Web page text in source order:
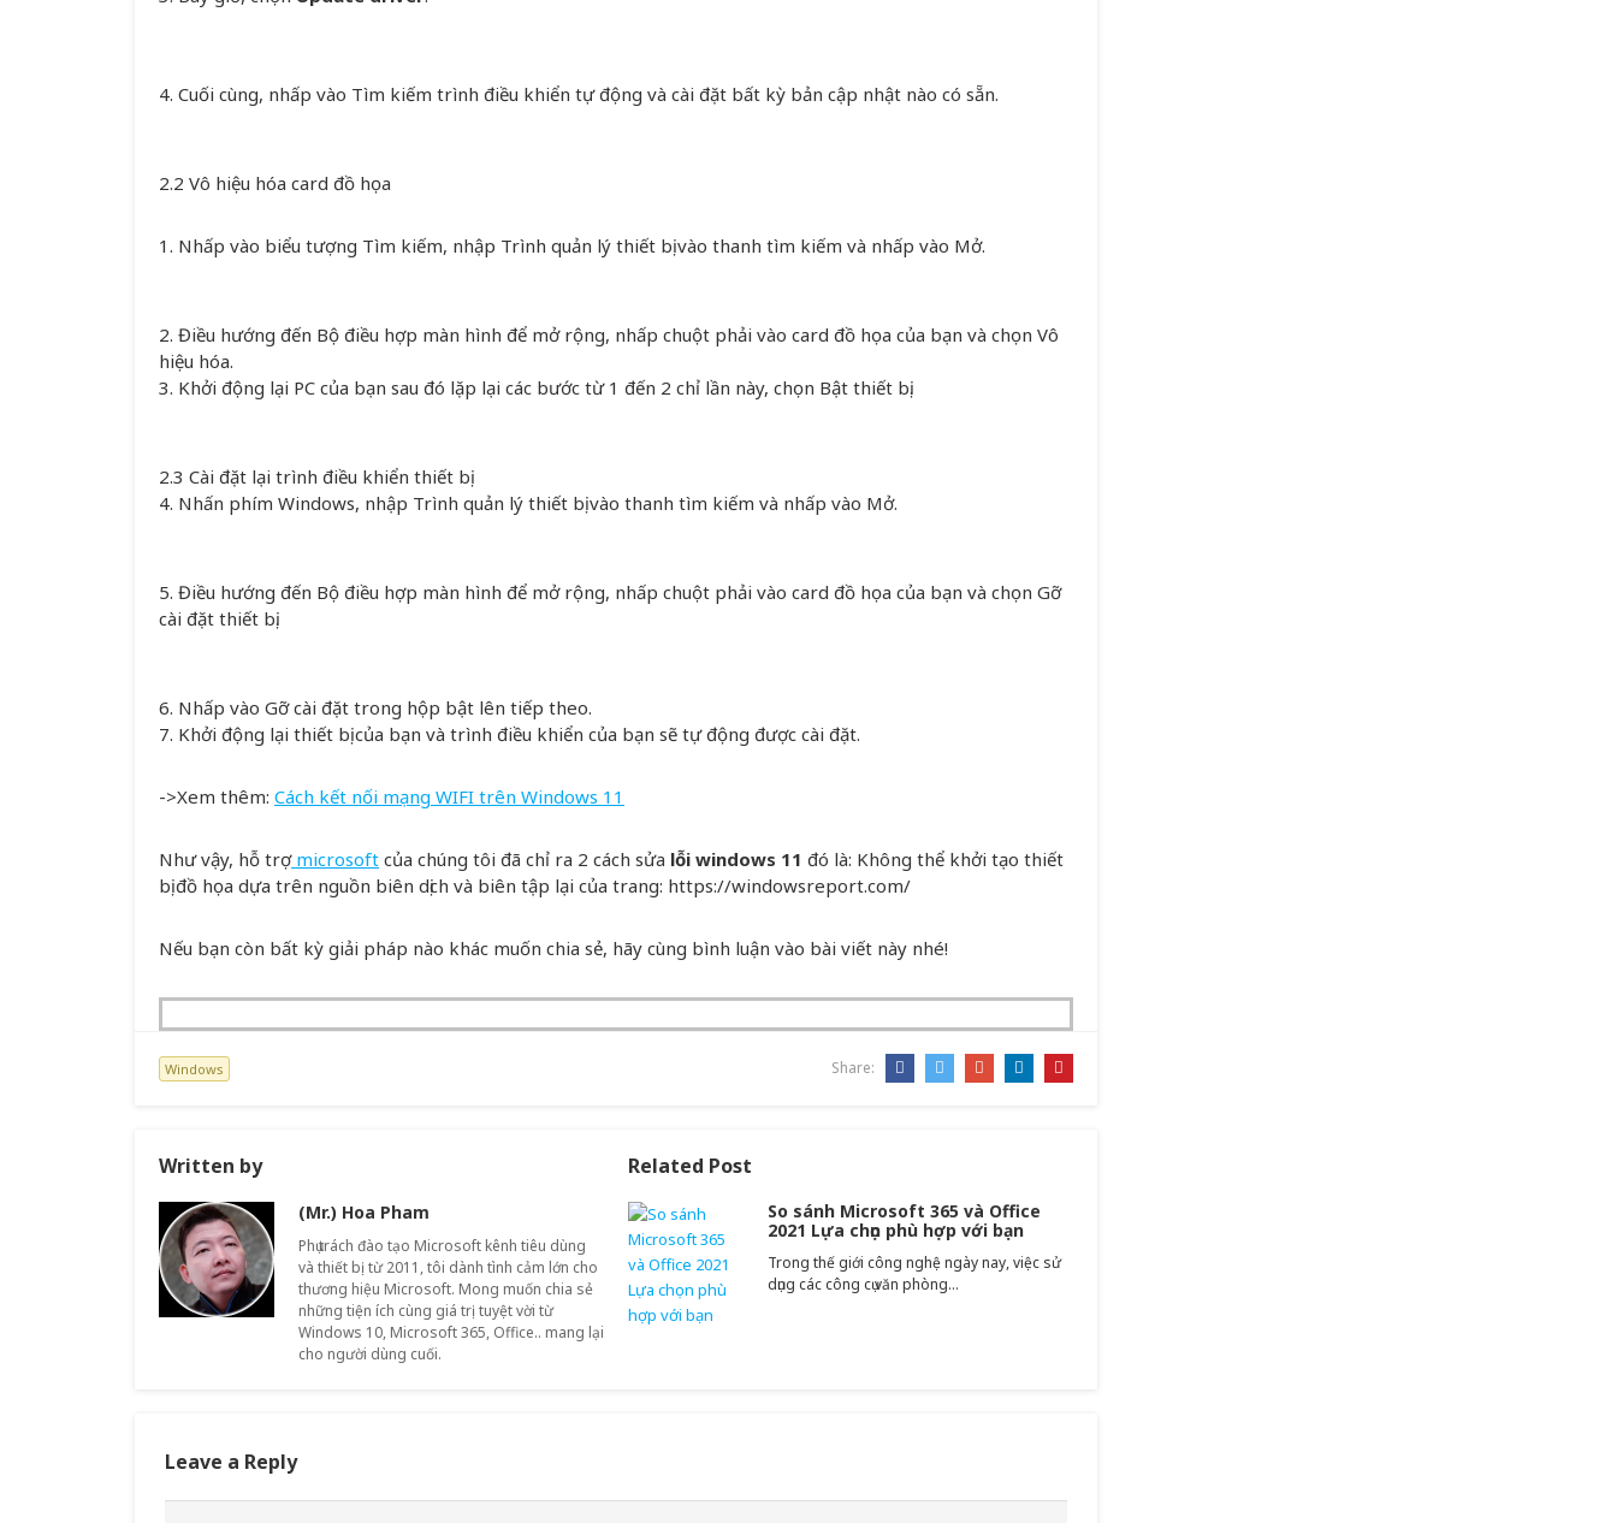
4. Cuối cùng, nhấp vào Tìm kiếm trình điều khiển tự động và cài đặt bất kỳ bản cập nhật nào có sẵn.
2.2 Vô hiệu hóa card đồ họa
1. Nhấp vào biểu tượng Tìm kiếm, nhập Trình quản lý thiết bị vào thanh tìm kiếm và nhấp vào Mở.
2. Điều hướng đến Bộ điều hợp màn hình để mở rộng, nhấp chuột phải vào card đồ họa của bạn và chọn Vô
hiệu hóa.
3. Khởi động lại PC của bạn sau đó lặp lại các bước từ 1 đến 2 chỉ lần này, chọn Bật thiết bị.
2.3 Cài đặt lại trình điều khiển thiết bị
4. Nhấn phím Windows, nhập Trình quản lý thiết bị vào thanh tìm kiếm và nhấp vào Mở.
5. Điều hướng đến Bộ điều hợp màn hình để mở rộng, nhấp chuột phải vào card đồ họa của bạn và chọn Gỡ
cài đặt thiết bị.
6. Nhấp vào Gỡ cài đặt trong hộp bật lên tiếp theo.
7. Khởi động lại thiết bị của bạn và trình điều khiển của bạn sẽ tự động được cài đặt.
->Xem thêm: Cách kết nối mạng WIFI trên Windows 11
Như vậy, hỗ trợmicrosoft của chúng tôi đã chỉ ra 2 cách sửa lỗi windows 11 đó là: Không thể khởi tạo thiết
bị đồ họa dựa trên nguồn biên dịch và biên tập lại của trang: https://windowsreport.com/
Nếu bạn còn bất kỳ giải pháp nào khác muốn chia sẻ, hãy cùng bình luận vào bài viết này nhé!
Windows Share:
Written by
(Mr.) Hoa Pham
Phụ trách đào tạo Microsoft kênh tiêu dùng
và thiết bị từ 2011, tôi dành tình cảm lớn cho
thương hiệu Microsoft. Mong muốn chia sẻ
những tiện ích cùng giá trị tuyệt vời từ
Windows 10, Microsoft 365, Office.. mang lại
cho người dùng cuối.
Related Post
So sánh Microsoft 365 và Office
2021 Lựa chọn phù hợp với bạn
Trong thế giới công nghệ ngày nay, việc sử
dụng các công cụ văn phòng…
Leave a Reply